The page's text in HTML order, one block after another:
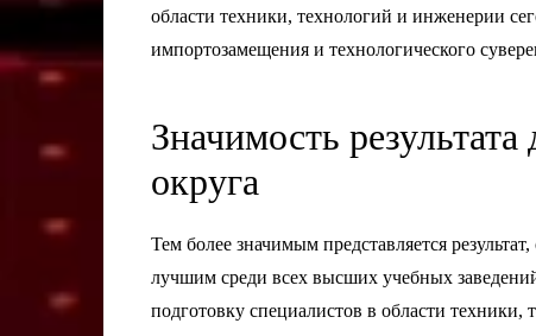
области техники, технологий и инженерии
импортозамещения и технологического
Значимость
округа
Тем более значимым представляется
лучшим среди всех высших учебных
подготовку специалистов в области